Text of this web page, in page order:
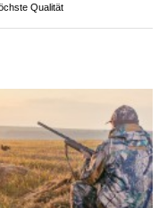
Qualität